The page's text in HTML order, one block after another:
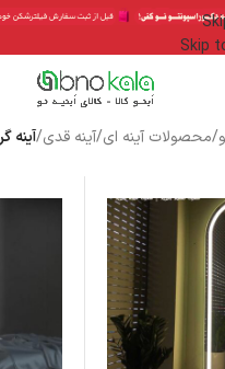
Skip
/محصولات آینه ای/آینه قدی/آینه